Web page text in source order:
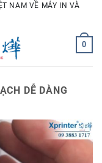
NAM VỀ MÁY IN VÀ
0
DỄ DÀNG